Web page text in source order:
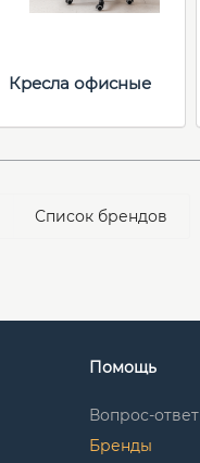
Кресла офисные
Список брендов
Помощь
Вопрос-ответ
Бренды